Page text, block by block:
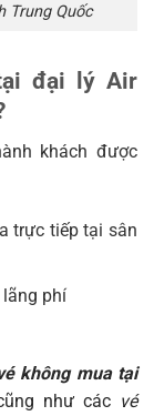
Trung Quốc
đại lý Air
khách được
trực tiếp tại sân
phí
không mua tại
như cácvé